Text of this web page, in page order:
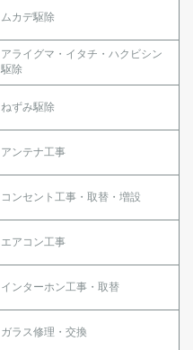
ムカデ駆除
アライグマ・イタチ・ハクビシン
駆除
ねずみ駆除
アンテナ工事
コンセント工事・取替・増設
エアコン工事
インターホン工事・取替
ガラス修理・交換